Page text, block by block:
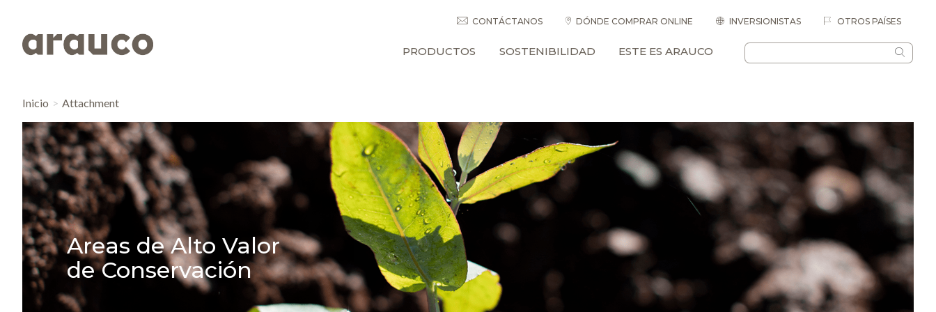
CONTÁCTANOS DÓNDE COMPRAR ONLINE INVERSIONISTAS OTROS PAÍSES
PRODUCTOS SOSTENIBILIDAD ESTE ES ARAUCO
Inicio Attachment
Areas de Alto Valor
de Conservación